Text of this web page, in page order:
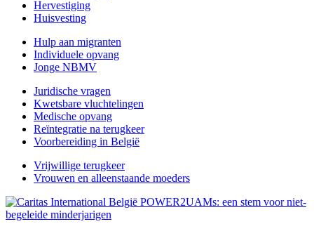
Hervestiging
Huisvesting
Hulp aan migranten
Individuele opvang
Jonge NBMV
Juridische vragen
Kwetsbare vluchtelingen
Medische opvang
Reïntegratie na terugkeer
Voorbereiding in België
Vrijwillige terugkeer
Vrouwen en alleenstaande moeders